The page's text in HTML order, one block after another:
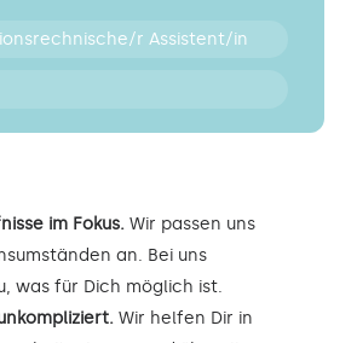
r Assistent/in
im Fokus. Wir passen uns
an. Bei uns
was für Dich möglich ist.
Wir helfen Dir in